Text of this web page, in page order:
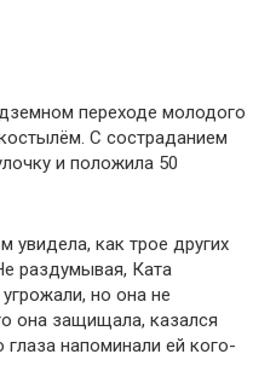
переходе молодого
С состраданием
и положила 50
как трое других
раздумывая, Ката
но она не
она защищала, казался
напоминали ей кого-